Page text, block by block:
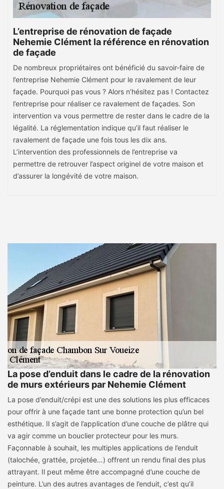
L’entreprise de rénovation de façade
Nehemie Clément la référence en rénovation
de façade
De nombreux propriétaires ont bénéficié du savoir-faire de
l’entreprise Nehemie Clément pour le ravalement de leur
façade. Pourquoi pas vous ? Alors n’hésitez pas ! Contactez
l’entreprise pour réaliser ce ravalement de façades. Son
intervention va vous permettre de rester dans le cadre de la
légalité. La réglementation indique qu’il faut réaliser le
ravalement de façade une fois tous les dix ans.
L’intervention des professionnels de l’entreprise va
permettre de retrouver l’aspect originel de votre maison et
d’assurer la longévité de votre maison.
La pose d’enduit dans le cadre de la rénovation
de murs extérieurs par Nehemie Clément
La pose d’enduit/crépi est une des solutions les plus efficaces
pour offrir à une façade tant une bonne protection qu’un bel
esthétique. Il s’agit de l’application d’une couche de plâtre qui
va agir comme un bouclier protecteur pour les murs.
Façonnable à souhait, les multiples applications de l’enduit
(talochée, grattée, projetée…) offrent un rendu final des plus
attrayant. Il peut même être accompagné d’une couche de
peinture. L’un des autres avantages de l’enduit, c’est qu’il